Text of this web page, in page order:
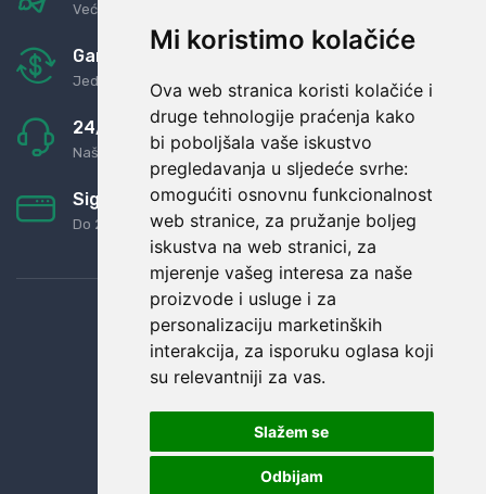
Mi koristimo kolačiće
Ova web stranica koristi kolačiće i
druge tehnologije praćenja kako
bi poboljšala vaše iskustvo
pregledavanja u sljedeće svrhe:
omogućiti osnovnu funkcionalnost
web stranice, za pružanje boljeg
iskustva na web stranici, za
mjerenje vašeg interesa za naše
proizvode i usluge i za
personalizaciju marketinških
interakcija, za isporuku oglasa koji
su relevantniji za vas.
Slažem se
Odbijam
Već za nekoliko dana kod vas
Garancija u povrat novaca
Jednostavno pravilo: Roba za novac
24/7 odlična podrška
Naši agenti uvijek na raspolaganju
Sigurno obročno plaćanje
Do 24 rata bez kamata